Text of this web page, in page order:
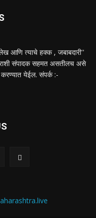
आणि त्याचे हक्क , जबाबदारी''
संपादक सहमत असतीलच असे
करण्यात येईल. संपर्क :-